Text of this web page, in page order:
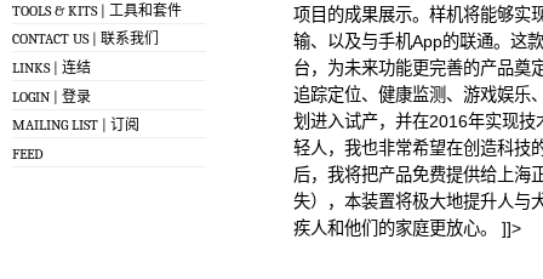
TOOLS & KITS | 工具和套件
CONTACT US | 联系我们
LINKS | 连结
LOGIN | 登录
MAILING LIST | 订阅
FEED
项目的成果展示。样机将能够实
输、以及与手机App的联通。这
台，为未来功能更完善的产品奠
追踪定位、健康监测、游戏娱乐
划进入试产，并在2016年实现
轻人，我也非常希望在创造科技
后，我将把产品免费提供给上海
失），本装置将极大地提升人与
疾人和他们的家庭更放心。 ]]>